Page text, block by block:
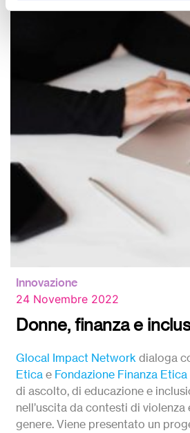
Innovazione
24 Novembre 2022
Donne, finanza e
Glocal Impact Network dialoga
Etica e Fondazione Finanza Etica
di ascolto, di educazione e
nell’uscita da contesti di
genere. Viene presentato un